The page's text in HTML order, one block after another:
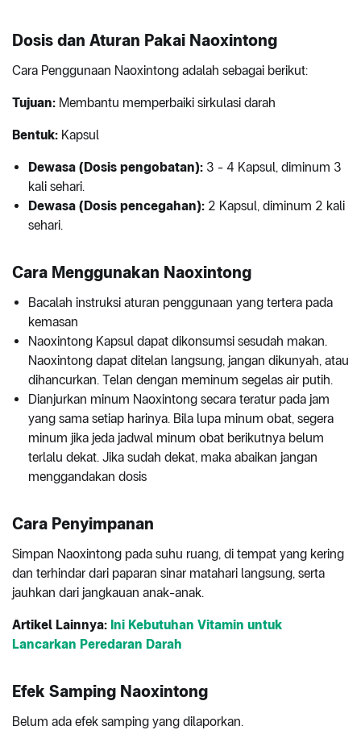
Dosis dan Aturan Pakai Naoxintong
Cara Penggunaan Naoxintong adalah sebagai berikut:
Tujuan: Membantu memperbaiki sirkulasi darah
Bentuk: Kapsul
Dewasa (Dosis pengobatan): 3 - 4 Kapsul, diminum 3
kali sehari.
Dewasa (Dosis pencegahan): 2 Kapsul, diminum 2 kali
sehari.
Cara Menggunakan Naoxintong
Bacalah instruksi aturan penggunaan yang tertera pada
kemasan
Naoxintong Kapsul dapat dikonsumsi sesudah makan.
Naoxintong dapat ditelan langsung, jangan dikunyah, atau
dihancurkan. Telan dengan meminum segelas air putih.
Dianjurkan minum Naoxintong secara teratur pada jam
yang sama setiap harinya. Bila lupa minum obat, segera
minum jika jeda jadwal minum obat berikutnya belum
terlalu dekat. Jika sudah dekat, maka abaikan jangan
menggandakan dosis
Cara Penyimpanan
Simpan Naoxintong pada suhu ruang, di tempat yang kering
dan terhindar dari paparan sinar matahari langsung, serta
jauhkan dari jangkauan anak-anak.
Artikel Lainnya: Ini Kebutuhan Vitamin untuk
Lancarkan Peredaran Darah
Efek Samping Naoxintong
Belum ada efek samping yang dilaporkan.